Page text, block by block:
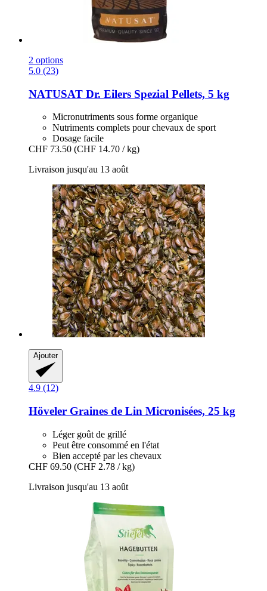
2 options
5.0 (23)
NATUSAT Dr. Eilers Spezial Pellets, 5 kg
Micronutriments sous forme organique
Nutriments complets pour chevaux de sport
Dosage facile
CHF 73.50 (CHF 14.70 / kg)
Livraison jusqu'au 13 août
Ajouter
4.9 (12)
Höveler Graines de Lin Micronisées, 25 kg
Léger goût de grillé
Peut être consommé en l'état
Bien accepté par les chevaux
CHF 69.50 (CHF 2.78 / kg)
Livraison jusqu'au 13 août